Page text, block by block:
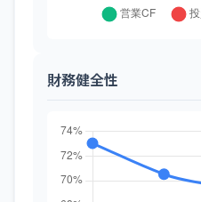
財務健全性